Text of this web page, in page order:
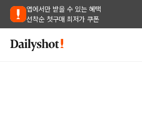
앱에서만 받을 수 있는 혜택
선착순 첫구매 최저가 쿠폰